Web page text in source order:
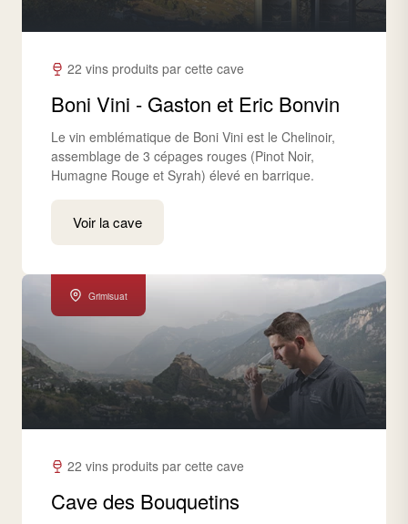
22 vins produits par cette cave
Boni Vini - Gaston et Eric Bonvin
Le vin emblématique de Boni Vini est le Chelinoir,
assemblage de 3 cépages rouges (Pinot Noir,
Humagne Rouge et Syrah) élevé en barrique.
Voir la cave
Grimisuat
22 vins produits par cette cave
Cave des Bouquetins